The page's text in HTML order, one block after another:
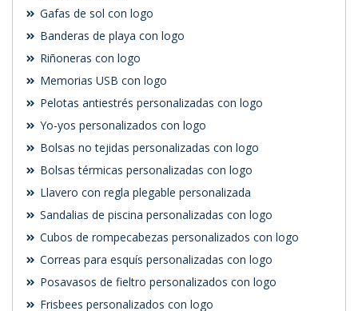
Gafas de sol con logo
Banderas de playa con logo
Riñoneras con logo
Memorias USB con logo
Pelotas antiestrés personalizadas con logo
Yo-yos personalizados con logo
Bolsas no tejidas personalizadas con logo
Bolsas térmicas personalizadas con logo
Llavero con regla plegable personalizada
Sandalias de piscina personalizadas con logo
Cubos de rompecabezas personalizados con logo
Correas para esquís personalizadas con logo
Posavasos de fieltro personalizados con logo
Frisbees personalizados con logo